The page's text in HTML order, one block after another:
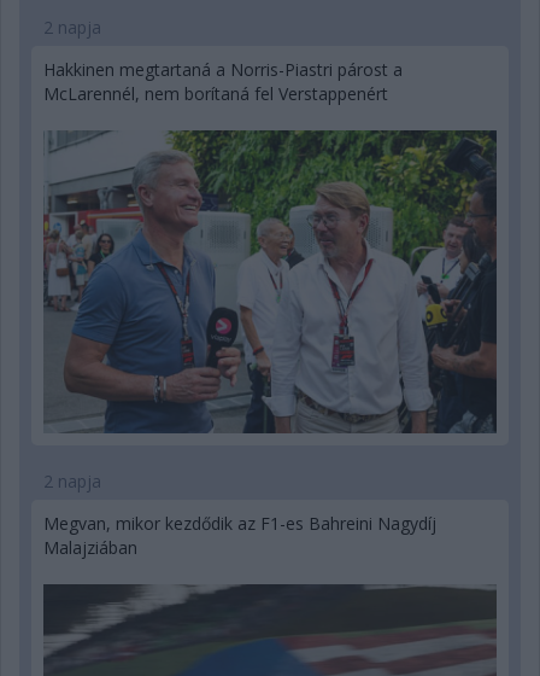
2 napja
Hakkinen megtartaná a Norris-Piastri párost a
McLarennél, nem borítaná fel Verstappenért
2 napja
Megvan, mikor kezdődik az F1-es Bahreini Nagydíj
Malajziában